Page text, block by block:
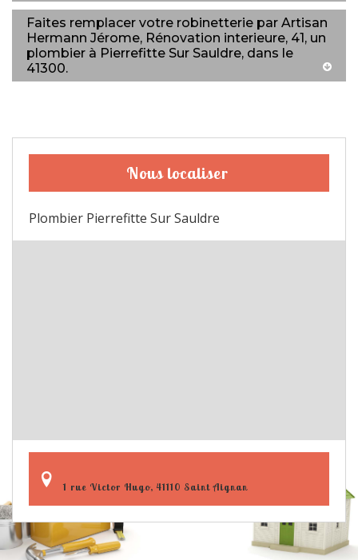
Faites remplacer votre robinetterie par Artisan
Hermann Jérome, Rénovation interieure, 41, un
plombier à Pierrefitte Sur Sauldre, dans le
41300.
Nous localiser
Plombier Pierrefitte Sur Sauldre
1 rue Victor Hugo, 41110 Saint Aignan